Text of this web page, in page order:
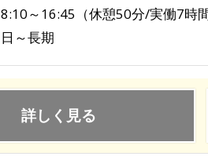
8:10～16:45（休憩50分/実働7時
日～長期
詳しく見る